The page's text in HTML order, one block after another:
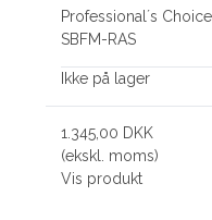
Professional´s Choice
SBFM-RAS
Ikke på lager
1.345,00 DKK
(ekskl. moms)
Vis produkt